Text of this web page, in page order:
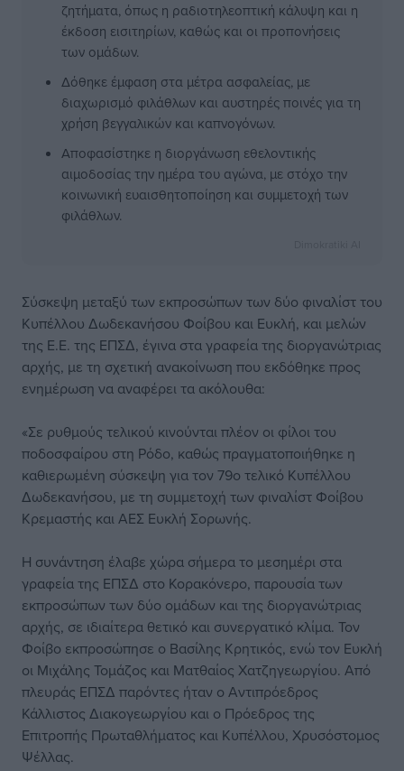
ζητήματα, όπως η ραδιοτηλεοπτική κάλυψη και η
έκδοση εισιτηρίων, καθώς και οι προπονήσεις
των ομάδων.
Δόθηκε έμφαση στα μέτρα ασφαλείας, με
διαχωρισμό φιλάθλων και αυστηρές ποινές για τη
χρήση βεγγαλικών και καπνογόνων.
Αποφασίστηκε η διοργάνωση εθελοντικής
αιμοδοσίας την ημέρα του αγώνα, με στόχο την
κοινωνική ευαισθητοποίηση και συμμετοχή των
φιλάθλων.
Σύσκεψη μεταξύ των εκπροσώπων των δύο φιναλίστ του
Κυπέλλου Δωδεκανήσου Φοίβου και Ευκλή, και μελών
της Ε.Ε. της ΕΠΣΔ, έγινα στα γραφεία της διοργανώτριας
αρχής, με τη σχετική ανακοίνωση που εκδόθηκε προς
ενημέρωση να αναφέρει τα ακόλουθα:
«Σε ρυθμούς τελικού κινούνται πλέον οι φίλοι του
ποδοσφαίρου στη Ρόδο, καθώς πραγματοποιήθηκε η
καθιερωμένη σύσκεψη για τον 79ο τελικό Κυπέλλου
Δωδεκανήσου, με τη συμμετοχή των φιναλίστ Φοίβου
Κρεμαστής και ΑΕΣ Ευκλή Σορωνής.
Η συνάντηση έλαβε χώρα σήμερα το μεσημέρι στα
γραφεία της ΕΠΣΔ στο Κορακόνερο, παρουσία των
εκπροσώπων των δύο ομάδων και της διοργανώτριας
αρχής, σε ιδιαίτερα θετικό και συνεργατικό κλίμα. Τον
Φοίβο εκπροσώπησε ο Βασίλης Κρητικός, ενώ τον Ευκλή
οι Μιχάλης Τομάζος και Ματθαίος Χατζηγεωργίου. Από
πλευράς ΕΠΣΔ παρόντες ήταν ο Αντιπρόεδρος
Κάλλιστος Διακογεωργίου και ο Πρόεδρος της
Επιτροπής Πρωταθλήματος και Κυπέλλου, Χρυσόστομος
Ψέλλας.